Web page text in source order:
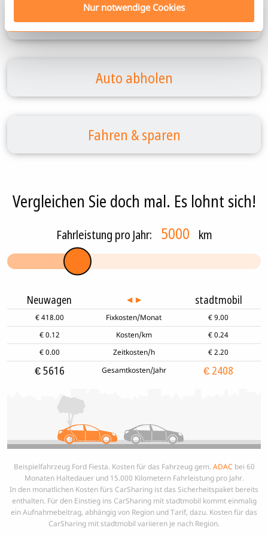
Nur notwendige Cookies
Online buchen
Auto abholen
Fahren & sparen
Vergleichen Sie doch mal. Es lohnt sich!
Fahrleistung pro Jahr: km
Neuwagen ◀︎ ▶︎ stadtmobil
€418.00 Fixkosten/Monat €9.00
€0.12 Kosten/km €0.24
€0.00 Zeitkosten/h €2.20
€5616 Gesamtkosten/Jahr € 2408
Beispielfahrzeug Ford Fiesta. Kosten für das Fahrzeug gem.ADAC bei 60
Monaten Haltedauer und 15.000 Kilometern Fahrleistung pro Jahr.
In den monatlichen Kosten fürs CarSharing ist das Sicherheitspaket bereits
enthalten. Für den Einstieg ins CarSharing mit stadtmobil kommt einmalig
ein Aufnahmebeitrag, abhängig von Region und Tarif, dazu. Kosten für das
CarSharing mit stadtmobil variieren je nach Region.